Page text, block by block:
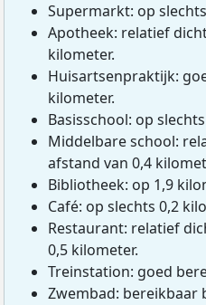
Supermarkt: op
Apotheek: relatief
kilometer.
Huisartsenpraktijk:
kilometer.
Basisschool: op
Middelbare school:
afstand van 0,4
Bibliotheek: op 1,9
Café: op slechts 0,2
Restaurant: relatief
0,5 kilometer.
Treinstation: goed
Zwembad: bereikbaar